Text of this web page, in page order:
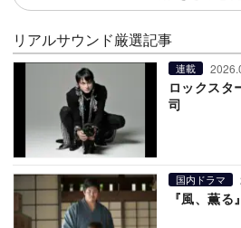
リアルサウンド厳選記事
連載
ロックスタ
司
国内ドラマ
『風、薫